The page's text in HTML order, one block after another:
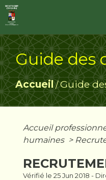
Guide des
Accueil/Guide
Accueil
humaines >
Vérifié le 25 Jun 2018 -